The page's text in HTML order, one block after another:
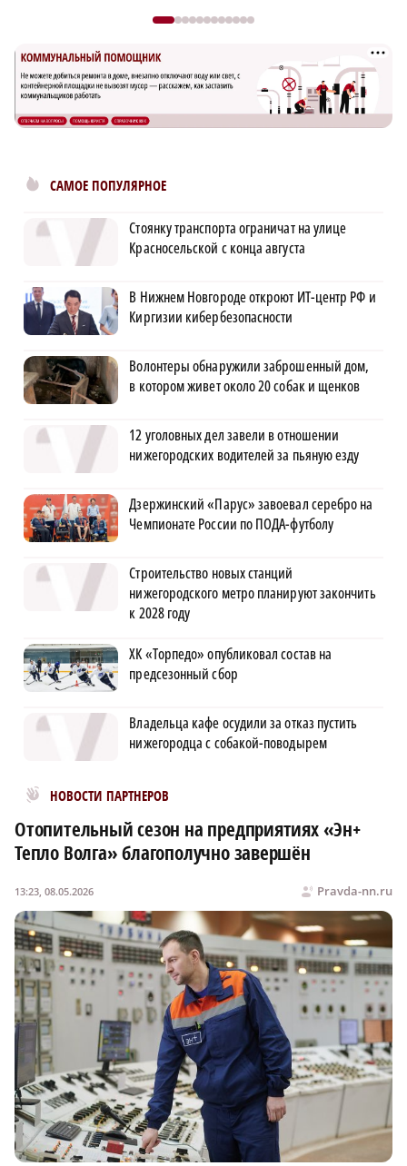
САМОЕ ПОПУЛЯРНОЕ
Стоянку транспорта ограничат на улице
Красносельской с конца августа
В Нижнем Новгороде откроют ИТ-центр РФ и
Киргизии кибербезопасности
Волонтеры обнаружили заброшенный дом,
в котором живет около 20 собак и щенков
12 уголовных дел завели в отношении
нижегородских водителей за пьяную езду
Дзержинский «Парус» завоевал серебро на
Чемпионате России по ПОДА-футболу
Строительство новых станций
нижегородского метро планируют закончить
к 2028 году
ХК «Торпедо» опубликовал состав на
предсезонный сбор
Владельца кафе осудили за отказ пустить
нижегородца с собакой-поводырем
НОВОСТИ ПАРТНЕРОВ
Новости МирТесен
Отопительный сезон на предприятиях «Эн+
Тепло Волга» благополучно завершён
Pravda-nn.ru
13:23, 08.05.2026